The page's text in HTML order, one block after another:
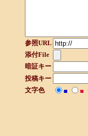
参照URL
添付File
暗証キー
投稿キー
文字色
■ ■